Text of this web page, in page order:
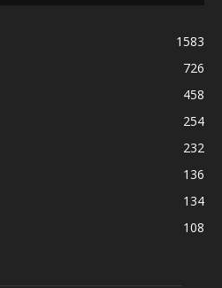
1583
726
458
254
232
136
134
108